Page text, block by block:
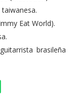
Eat World).
brasileña